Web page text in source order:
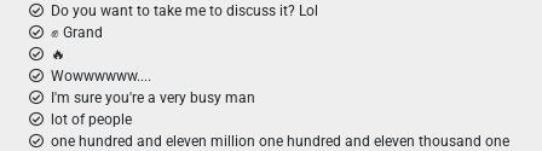
Do you want to take me to discuss it? Lol
✊ Grand
🔥
Wowwwwww....
I'm sure you're a very busy man
lot of people
one hundred and eleven million one hundred and eleven thousand one